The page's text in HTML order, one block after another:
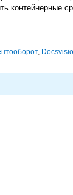
контейнерные
,